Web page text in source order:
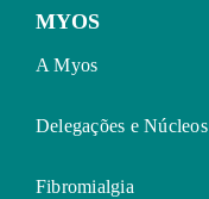
MYOS
A Myos
Delegações e Núcleos
Fibromialgia